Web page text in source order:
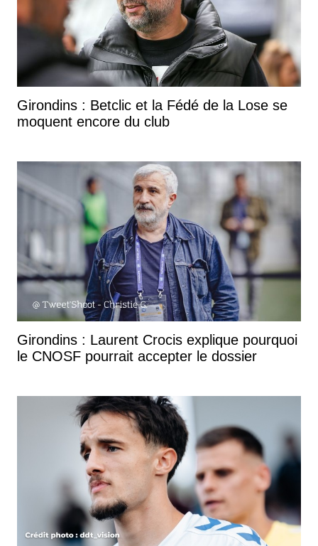
Girondins : Betclic et la Fédé de la Lose se
moquent encore du club
Girondins : Laurent Crocis explique pourquoi
le CNOSF pourrait accepter le dossier